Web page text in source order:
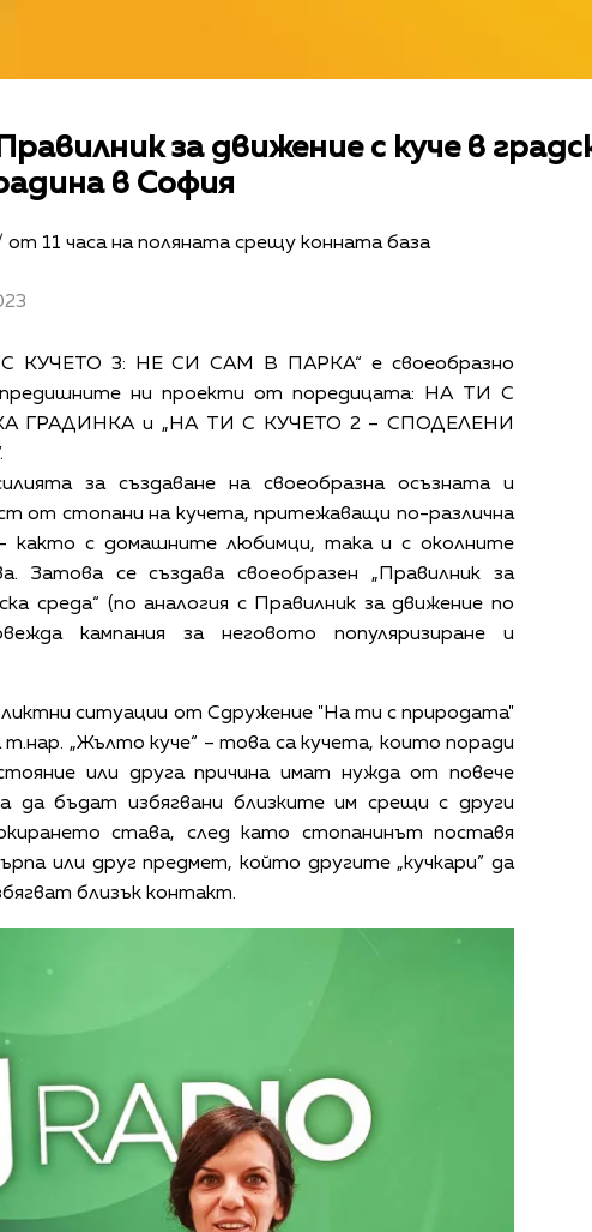
за движение с куче в
в София
от 11 часа на поляната срещу конната база
КУЧЕТО 3: НЕ СИ САМ В ПАРКА“ е своеобразно
предишните ни проекти от поредицата: НА ТИ С
ГРАДИНКА и „НА ТИ С КУЧЕТО 2 – СПОДЕЛЕНИ
за създаване на своеобразна осъзната и
от стопани на кучета, притежаващи по-различна
както с домашните любимци, така и с околните
Затова се създава своеобразен „Правилник за
среда“ (по аналогия с Правилник за движение по
кампания за неговото популяризиране и
ситуации от Сдружение "На ти с природата"
„Жълто куче“ – това са кучета, които поради
или друга причина имат нужда от повече
да бъдат избягвани близките им срещи с други
става, след като стопанинът поставя
или друг предмет, който другите „кучкари” да
близък контакт.